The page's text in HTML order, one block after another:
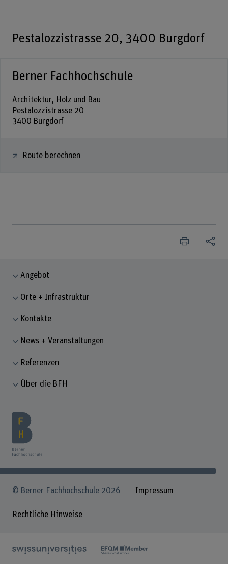
Pestalozzistrasse 20, 3400 Burgdorf
Berner Fachhochschule
Architektur, Holz und Bau
Pestalozzistrasse 20
3400 Burgdorf
Route berechnen
Angebot
Orte + Infrastruktur
Kontakte
News + Veranstaltungen
Referenzen
Über die BFH
© Berner Fachhochschule 2026 Impressum
Rechtliche Hinweise